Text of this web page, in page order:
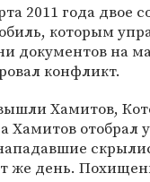
2011 года двое
которым
документов на
конфликт.
Хамитов,
Хамитов отобрал
же день.